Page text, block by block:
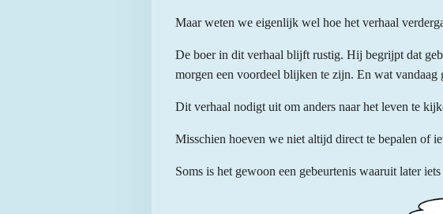
Maar weten we eigenlijk wel hoe het verhaal
De boer in dit verhaal blijft rustig. Hij begrijpt dat
morgen een voordeel blijken te zijn. En wat
Dit verhaal nodigt uit om anders naar het leven te
Misschien hoeven we niet altijd direct te bepalen of
Soms is het gewoon een gebeurtenis waaruit later